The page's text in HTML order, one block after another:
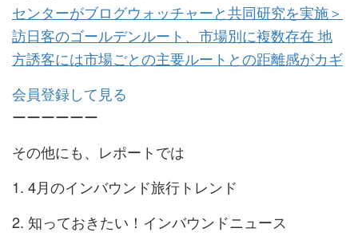
センターがブログウォッチャーと共同研究を実施＞
訪日客のゴールデンルート、市場別に複数存在 地
方誘客には市場ごとの主要ルートとの距離感がカギ
会員登録して見る
ーーーーーー
その他にも、レポートでは
4月のインバウンド旅行トレンド
知っておきたい！インバウンドニュース